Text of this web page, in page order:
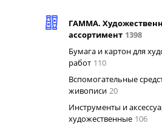
ГАММА.
ассортимент 1398
Бумага и картон для
работ 110
Вспомогательные
живописи 20
Инструменты и
художественные 106